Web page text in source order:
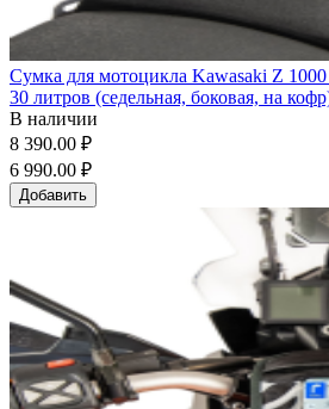
Сумка для мотоцикла Kawasaki Z
30 литров (седельная, боковая, на
В наличии
8 390.00 ₽
6 990.00 ₽
Добавить